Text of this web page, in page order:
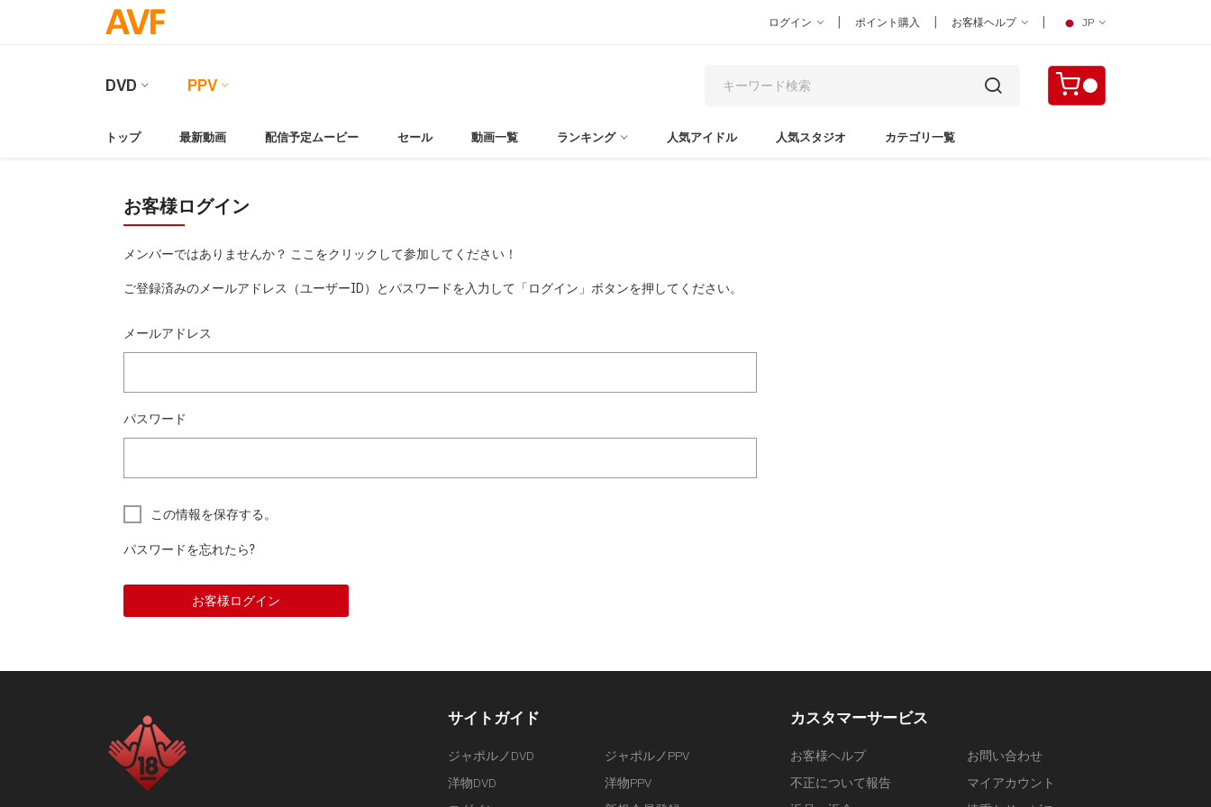
ログイン | ポイント購入 | お客様ヘルプ | JP
DVD PPV
トップ 最新動画 配信予定ムービー セール 動画一覧 ランキング 人気アイドル 人気スタジオ カテゴリ一覧
お客様ログイン
メンバーではありませんか？ ここをクリックして参加してください！
ご登録済みのメールアドレス（ユーザーID）とパスワードを入力して「ログイン」ボタンを押してください。
メールアドレス
パスワード
この情報を保存する。
パスワードを忘れたら?
お客様ログイン
サイトガイド
ジャポルノDVD
ジャポルノPPV
洋物DVD
洋物PPV
カスタマーサービス
お客様ヘルプ
お問い合わせ
不正について報告
マイアカウント